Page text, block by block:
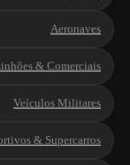
Aeronaves
& Comerciais
Veículos Militares
& Supercarros